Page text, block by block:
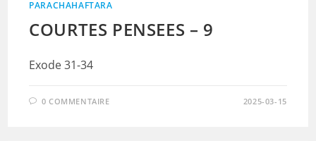
PARACHAHAFTARA
COURTES PENSEES – 9
Exode 31-34
0 COMMENTAIRE 2025-03-15